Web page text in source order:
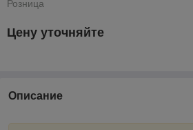
Розница
Цену уточняйте
Описание